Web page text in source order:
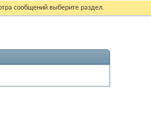
сообщений выберите раздел.